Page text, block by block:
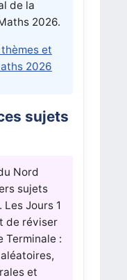
de la
2026.
et
2026
sujets
Nord
sujets
Jours 1
de réviser
Terminale :
et